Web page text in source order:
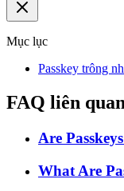
Mục lục
Passkey trông
FAQ liên
Are
What Are